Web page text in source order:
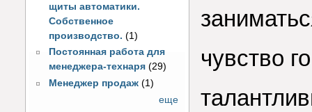
щиты автоматики.
Собственное
производство. (1)
Постоянная работа для
менеджера-технаря (29)
Менеджер продаж (1)
еще
чувство